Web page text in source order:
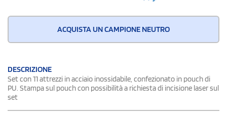
ACQUISTA UN CAMPIONE NEUTRO
DESCRIZIONE
Set con 11 attrezzi in acciaio inossidabile, confezionato in pouch di
PU. Stampa sul pouch con possibilità a richiesta di incisione laser sul
set